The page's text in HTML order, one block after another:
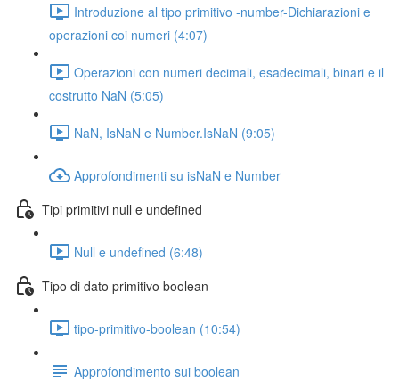
Introduzione al tipo primitivo -number-Dichiarazioni e
operazioni coi numeri (4:07)
Operazioni con numeri decimali, esadecimali, binari e il
costrutto NaN (5:05)
NaN, IsNaN e Number.IsNaN (9:05)
Approfondimenti su isNaN e Number
Tipi primitivi null e undefined
Null e undefined (6:48)
Tipo di dato primitivo boolean
tipo-primitivo-boolean (10:54)
Approfondimento sui boolean